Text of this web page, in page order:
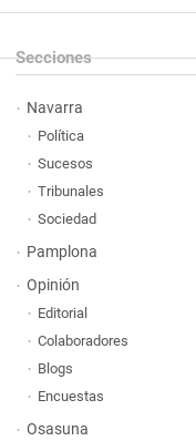
Secciones
Navarra
Política
Sucesos
Tribunales
Sociedad
Pamplona
Opinión
Editorial
Colaboradores
Blogs
Encuestas
Osasuna